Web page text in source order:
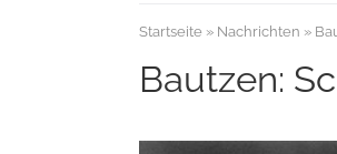
Startseite» Nachrichten »
Bautzen: